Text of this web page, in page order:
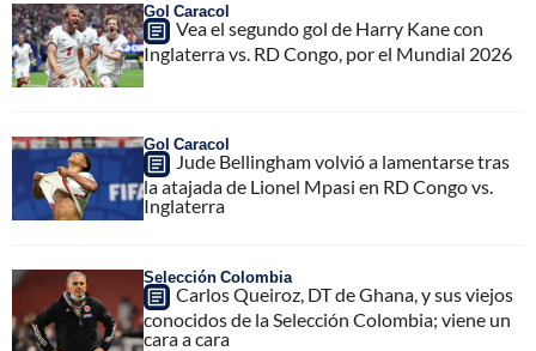
Gol Caracol
Vea el segundo gol de Harry Kane con
Inglaterra vs. RD Congo, por el Mundial 2026
Gol Caracol
Jude Bellingham volvió a lamentarse tras
la atajada de Lionel Mpasi en RD Congo vs.
Inglaterra
Selección Colombia
Carlos Queiroz, DT de Ghana, y sus viejos
conocidos de la Selección Colombia; viene un
cara a cara